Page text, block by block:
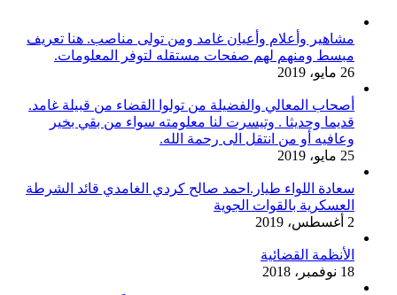
مشاهير وأعلام وأعيان غامد ومن تولى مناصب. هنا تعريف
مبسط ومنهم لهم صفحات مستقله لتوفر المعلومات.
26 مايو، 2019
أصحاب المعالي والفضيلة من تولوا القضاء من قبيلة غامد.
قديما وحديثا . وتيسرت لنا معلومته سواء من بقي بخير
وعافيه أو من انتقل الى رحمة الله.
25 مايو، 2019
سعادة اللواء طيار.احمد صالح كردي الغامدي قائد الشرطة
العسكرية بالقوات الجوية
2 أغسطس، 2019
الأنظمة القضائية
18 نوفمبر، 2018